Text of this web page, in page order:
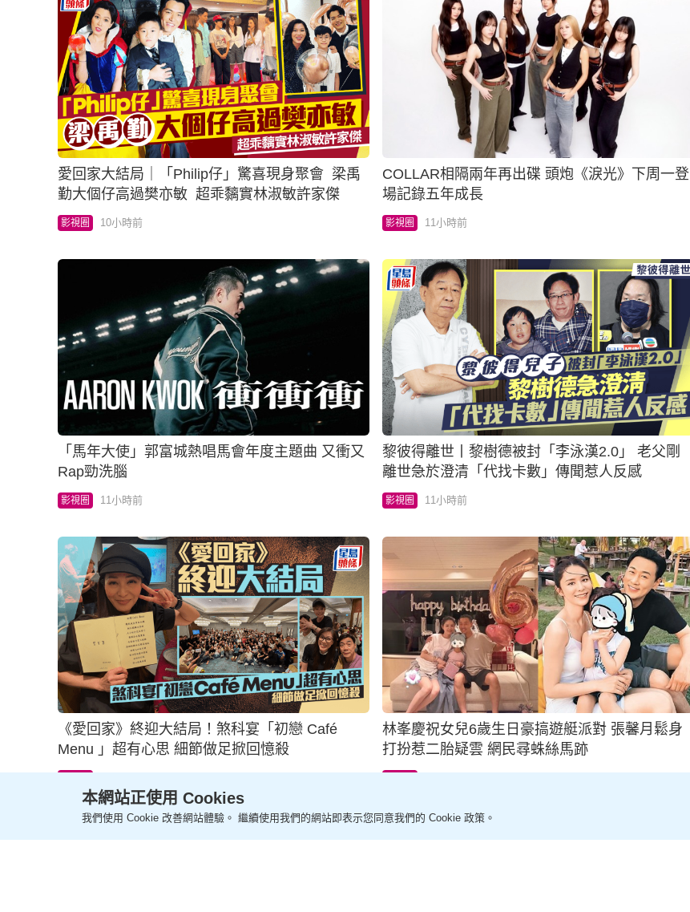
愛回家大結局｜「Philip仔」驚喜現身聚會 梁禹
勤大個仔高過樊亦敏 超乖黐實林淑敏許家傑
影視圈 10小時前
COLLAR相隔兩年再出碟 頭炮《淚光》下周一登
場記錄五年成長
影視圈 11小時前
「馬年大使」郭富城熱唱馬會年度主題曲 又衝又
Rap勁洗腦
影視圈 11小時前
黎彼得離世丨黎樹德被封「李泳漢2.0」 老父剛
離世急於澄清「代找卡數」傳聞惹人反感
影視圈 11小時前
《愛回家》終迎大結局！煞科宴「初戀 Café
Menu 」超有心思 細節做足掀回憶殺
林峯慶祝女兒6歲生日豪搞遊艇派對 張馨月鬆身
打扮惹二胎疑雲 網民尋蛛絲馬跡
本網站正使用 Cookies
我們使用 Cookie 改善網站體驗。 繼續使用我們的網站即表示您同意我們的 Cookie 政策。